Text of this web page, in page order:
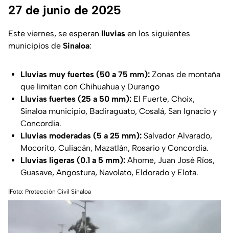
27 de junio de 2025
Este viernes, se esperan lluvias en los siguientes
municipios de Sinaloa:
Lluvias muy fuertes (50 a 75 mm): Zonas de montaña
que limitan con Chihuahua y Durango
Lluvias fuertes (25 a 50 mm): El Fuerte, Choix,
Sinaloa municipio, Badiraguato, Cosalá, San Ignacio y
Concordia.
Lluvias moderadas (5 a 25 mm): Salvador Alvarado,
Mocorito, Culiacán, Mazatlán, Rosario y Concordia.
Lluvias ligeras (0.1 a 5 mm): Ahome, Juan José Ríos,
Guasave, Angostura, Navolato, Eldorado y Elota.
|Foto: Protección Civil Sinaloa